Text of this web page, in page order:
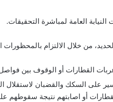
العامة لمباشرة التحقيقات.
من خلال الالتزام بالمحظورات
القطارات أو الوقوف بين
على السكك والقضبان لاستقلال
أو اصابتهم نتيجة سقوطهم